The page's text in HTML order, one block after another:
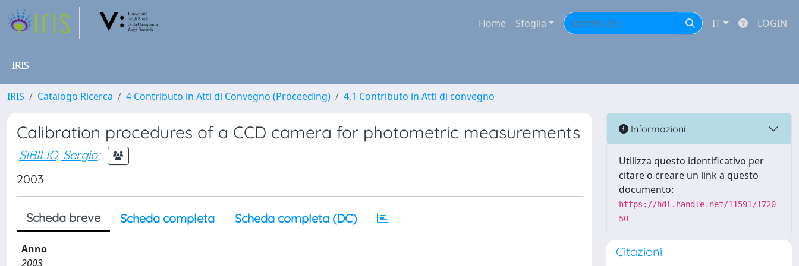
Home Sfoglia IT LOGIN
IRIS
IRIS Catalogo Ricerca 4 Contributo in Atti di Convegno (Proceeding) 4.1 Contributo in Atti di convegno
Calibration procedures of a CCD camera for photometric measurements
SIBILIO, Sergio;
2003
Scheda breve Scheda completa Scheda completa (DC)
Anno
2003
Informazioni
Utilizza questo identificativo per
citare o creare un link a questo
documento:
https://hdl.handle.net/11591/1720
50
Citazioni